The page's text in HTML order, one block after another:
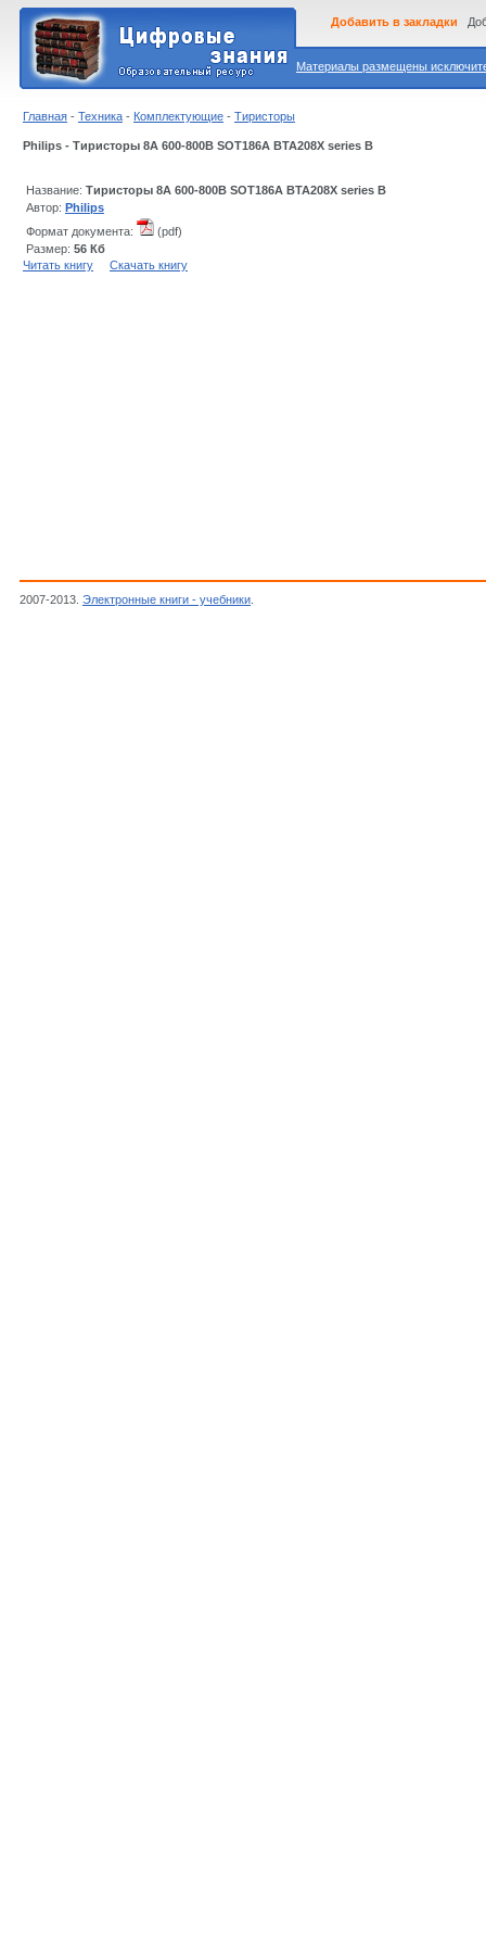
Материалы размещены
Добавить в закладки
Главная - Техника - Комплектующие - Тиристоры
Philips - Тиристоры 8А 600-800В SOT186A BTA208X series B
Название: Тиристоры 8А 600-800В SOT186A BTA208X series B
Автор: Philips
Формат документа:
(pdf)
Размер: 56 Кб
Читать книгу
Скачать книгу
2007-2013. Электронные книги - учебники